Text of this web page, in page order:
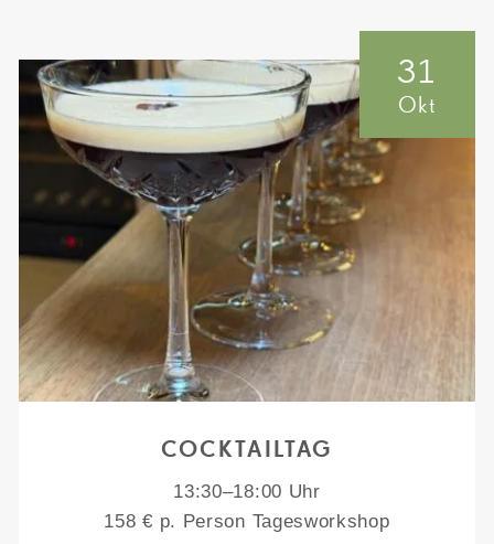
31
Okt
COCKTAILTAG
13:30–18:00 Uhr
158 € p. Person Tagesworkshop